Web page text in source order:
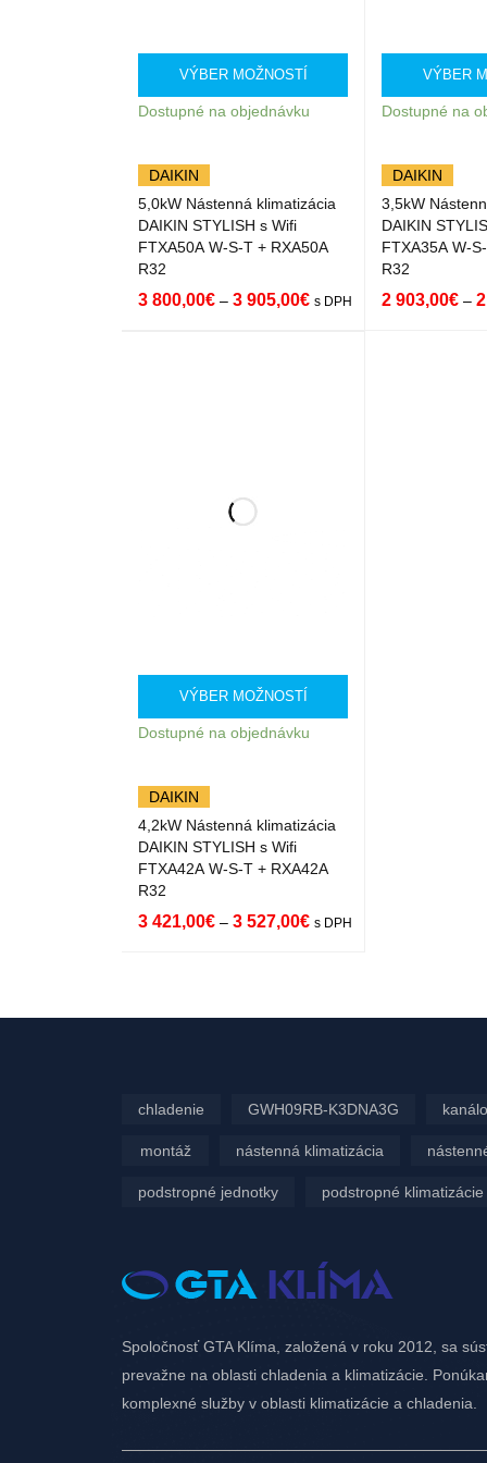
VÝBER MOŽNOSTÍ
Dostupné na objednávku
DAIKIN
5,0kW Nástenná klimatizácia
DAIKIN STYLISH s Wifi
FTXA50A W-S-T + RXA50A
R32
3 800,00€ – 3 905,00€ s DPH
VÝBER
Dostupné na
DAIKIN
3,5kW
DAIKIN
FTXA35A W-
R32
2 903,00€ –
VÝBER MOŽNOSTÍ
Dostupné na objednávku
DAIKIN
4,2kW Nástenná klimatizácia
DAIKIN STYLISH s Wifi
FTXA42A W-S-T + RXA42A
R32
3 421,00€ – 3 527,00€ s DPH
chladenie GWH09RB-K3DNA3G
montáž nástenná klimatizácia
podstropné jednotky podstropné klimatizácie
Spoločnosť GTA Klíma, založená v roku 2012, sa
prevažne na oblasti chladenia a klimatizácie.
komplexné služby v oblasti klimatizácie a chladenia.